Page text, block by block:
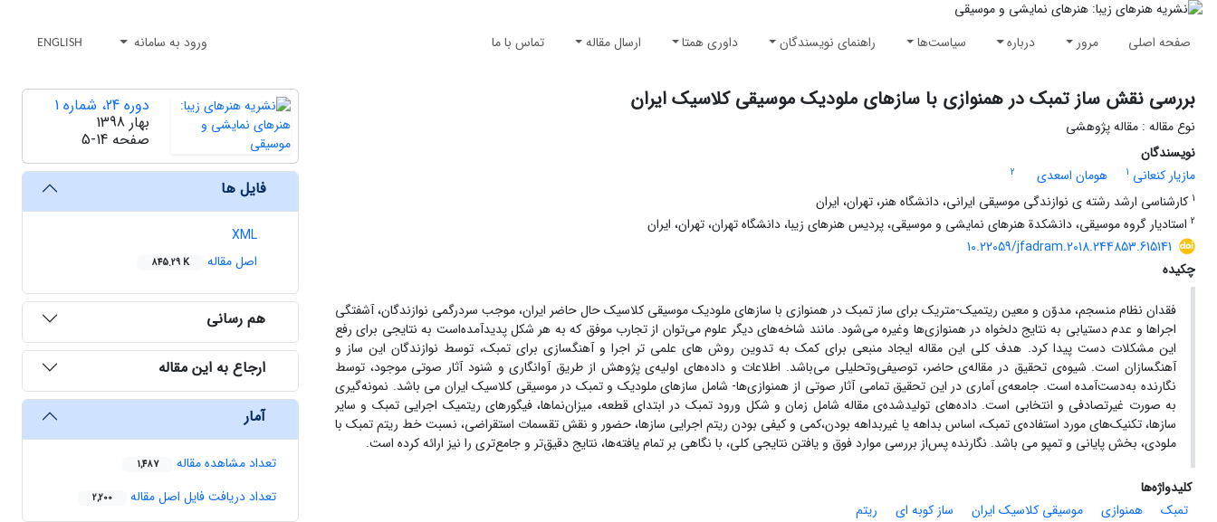
صفحه اصلی مرور درباره سیاست‌ها راهنمای نویسندگان داوری همتا ارسال مقاله تماس با ما ورود به سامانه ENGLISH
بررسی نقش ساز تمبک در همنوازی با سازهای ملودیک موسیقی کلاسیک ایران
نوع مقاله : مقاله پژوهشی
نویسندگان
مازیار کنعانی 1 هومان اسعدی
2
1 کارشناسی ارشد رشته ی نوازندگی موسیقی ایرانی، دانشگاه هنر، تهران، ایران
2 استادیار گروه موسیقی، دانشکدة هنرهای نمایشی و موسیقی، پردیس هنرهای زیبا، دانشگاه تهران، تهران، ایران
10.22059/jfadram.2018.244853.615141
چکیده
فقدان نظام منسجم، مدوّن و معین ریتمیک-متریک برای ساز تمبک در همنوازی با سازهای ملودیک موسیقی کلاسیک حال حاضر ایران، موجب سردرگمی نوازندگان، آشفتگی
اجراها و عدم دستیابی به نتایج دلخواه در همنوازی‌ها وغیره می‌شود. مانند شاخه‌های دیگر علوم می‌توان از تجارب موفق که به هر شکل پدید‌آمده‌است به نتایجی برای رفع
این مشکلات دست پیدا کرد. هدف کلی این مقاله ایجاد منبعی برای کمک به تدوین روش های علمی تر اجرا و آهنگسازی برای تمبک، توسط نوازندگان این ساز و
آهنگسازان است. شیوه‌ی تحقیق در مقاله‌ی حاضر، توصیفی‌و‌تحلیلی می‌باشد. اطلاعات و داده‌های اولیه‌ی پژوهش از طریق آوانگاری و شنود آثار صوتی موجود، توسط
نگارنده به‌دست‌آمده است. جامعه‌ی آماری در این تحقیق تمامی آثار صوتی از همنوازی‌ها- شامل سازهای ملودیک و تمبک در موسیقی کلاسیک ایران می باشد. نمونه‌گیری
به صورت غیرتصادفی و انتخابی است. داده‌های تولیدشده‌ی مقاله شامل زمان و شکل ورود تمبک در ابتدای قطعه، میزان‌نماها، فیگورهای ریتمیک اجرایی تمبک و سایر
سازها، تکنیک‌های مورد استفاده‌ی تمبک، اساس بداهه یا غیربداهه بودن،کمی و کیفی بودن ریتم اجرایی سازها، حضور و نقش تقسمات استقراضی، نسبت خط ریتم تمبک با
ملودی، بخش پایانی و تمپو می باشد. نگارنده پس‌از بررسی موارد فوق و یافتن نتایجی کلی، با نگاهی بر تمام یافته‌ها، نتایج دقیق‌تر و جامع‌تری را نیز ارائه کرده‌ است.
کلیدواژه‌ها
تمبک
همنوازی موسیقی کلاسیک ایران ساز کوبه ای
ریتم
دوره 24، شماره 1
بهار 1398
صفحه 5-14
فایل ها
XML
اصل مقاله
845.29 K
هم رسانی
ارجاع به این مقاله
آمار
تعداد مشاهده مقاله 1,487
تعداد دریافت فایل اصل مقاله 2,200